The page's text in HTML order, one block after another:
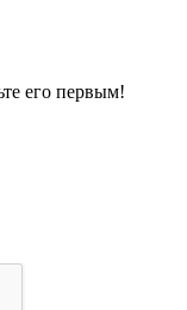
его первым!